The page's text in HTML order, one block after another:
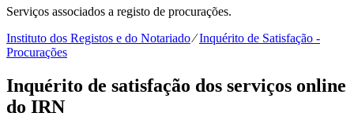
Serviços associados a registo de procurações.
Instituto dos Registos e do Notariado⁄Inquérito de Satisfação -
Procurações
Inquérito de satisfação dos serviços online
do IRN